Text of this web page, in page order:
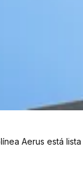
Aerus está